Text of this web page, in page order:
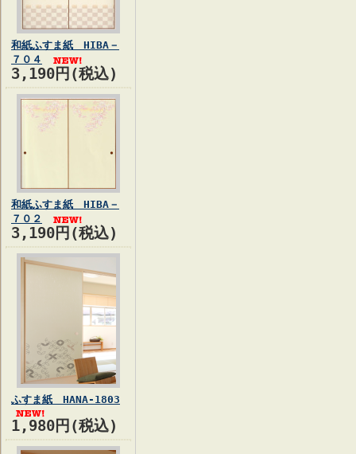
和紙ふすま紙 HIBA－
７０４
3,190円(税込)
和紙ふすま紙 HIBA－
７０２
3,190円(税込)
ふすま紙 HANA-1803
1,980円(税込)